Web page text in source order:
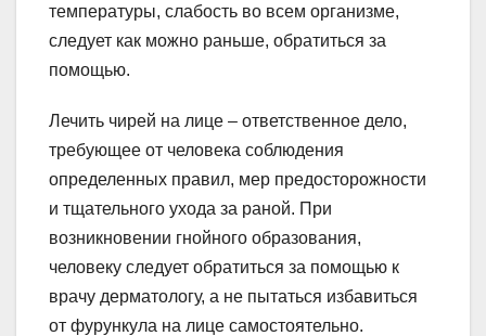
температуры, слабость во всем организме,
следует как можно раньше, обратиться за
помощью.
Лечить чирей на лице – ответственное дело,
требующее от человека соблюдения
определенных правил, мер предосторожности
и тщательного ухода за раной. При
возникновении гнойного образования,
человеку следует обратиться за помощью к
врачу дерматологу, а не пытаться избавиться
от фурункула на лице самостоятельно.